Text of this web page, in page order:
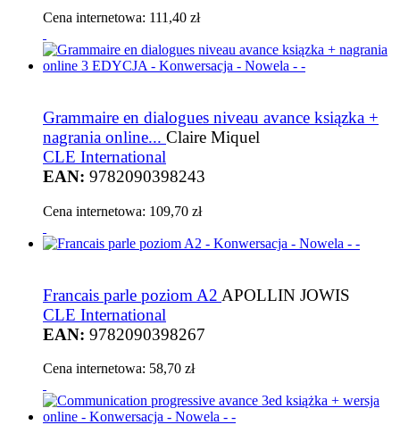
Cena internetowa: 111,40 zł
Grammaire en dialogues niveau avance ksiązka +
nagrania online... Claire Miquel
CLE International
EAN: 9782090398243
Cena internetowa: 109,70 zł
Francais parle poziom A2 APOLLIN JOWIS
CLE International
EAN: 9782090398267
Cena internetowa: 58,70 zł